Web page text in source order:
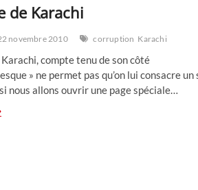
de Karachi
novembre 2010 corruption Karachi
Karachi, compte tenu de son côté
» ne permet pas qu’on lui consacre un
nous allons ouvrir une page spéciale…